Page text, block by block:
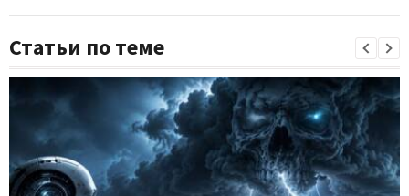
Статьи по теме